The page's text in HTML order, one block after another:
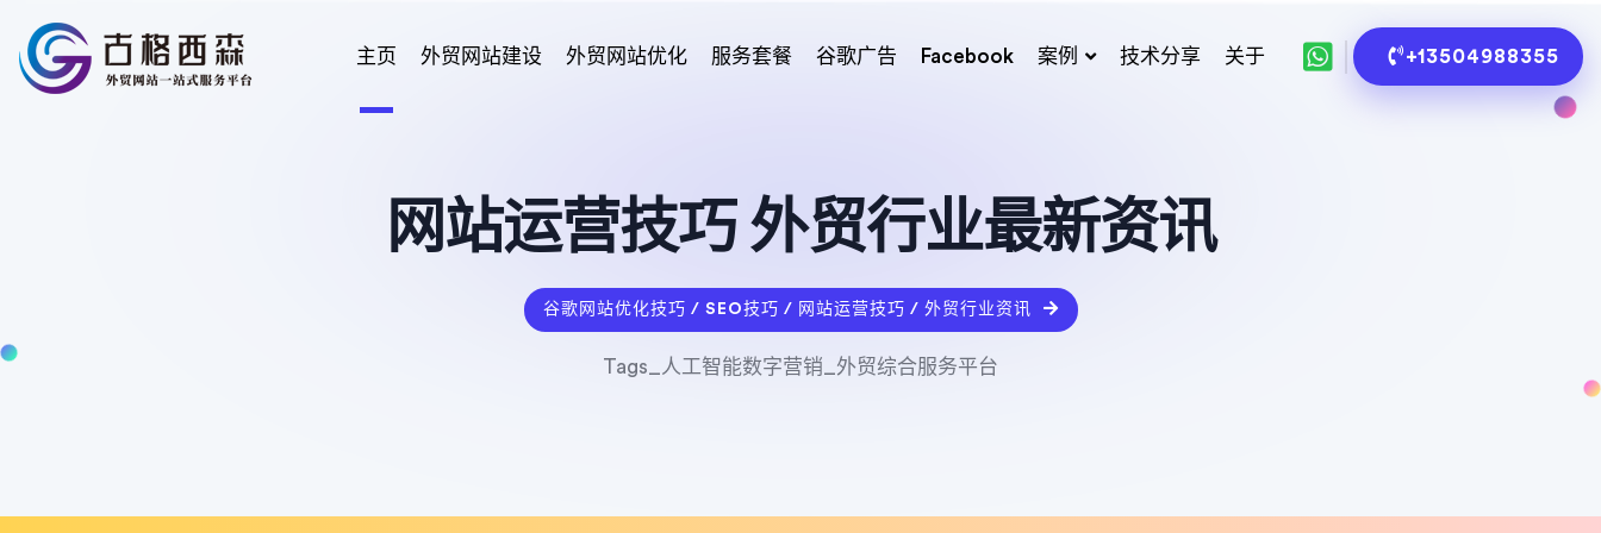
主页 外贸网站建设 外贸网站优化 服务套餐 谷歌广告 Facebook 案例 技术分享 关于 +13504988355
网站运营技巧 外贸行业最新资讯
谷歌网站优化技巧 / SEO技巧 / 网站运营技巧 / 外贸行业资讯
Tags_人工智能数字营销_外贸综合服务平台